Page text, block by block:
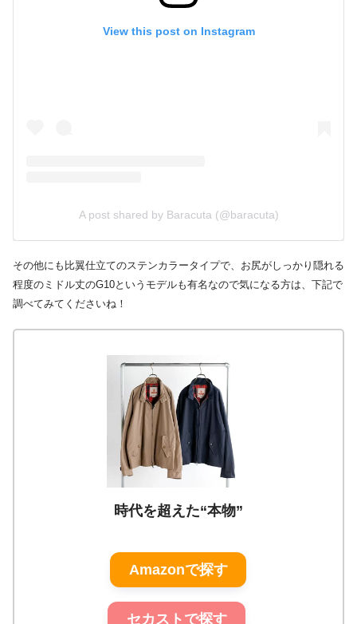
View this post on Instagram
A post shared by Baracuta (@baracuta)
その他にも比翼仕立てのステンカラータイプで、お尻がしっかり隠れる
程度のミドル丈のG10というモデルも有名なので気になる方は、下記で
調べてみてくださいね！
時代を超えた“本物”
Amazonで探す
セカストで探す